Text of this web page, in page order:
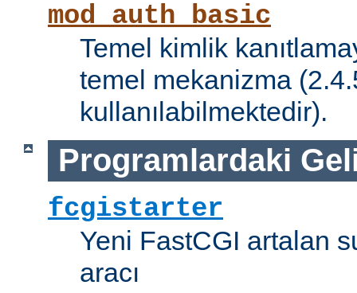
mod_auth_basic
Temel kimlik
temel mekanizma
kullanılabilmektedir).
Programlardaki
fcgistarter
Yeni FastCGI artalan
aracı